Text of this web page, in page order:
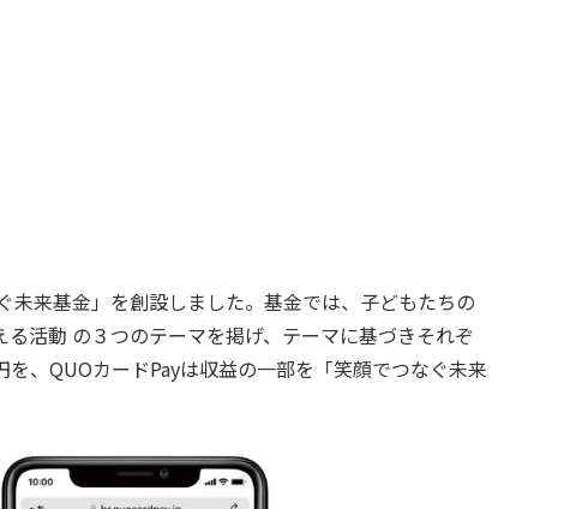
来基金」を創設しました。基金では、子どもたちの
活動 の３つのテーマを掲げ、テーマに基づきそれぞ
、QUOカードPayは収益の一部を「笑顔でつなぐ未来